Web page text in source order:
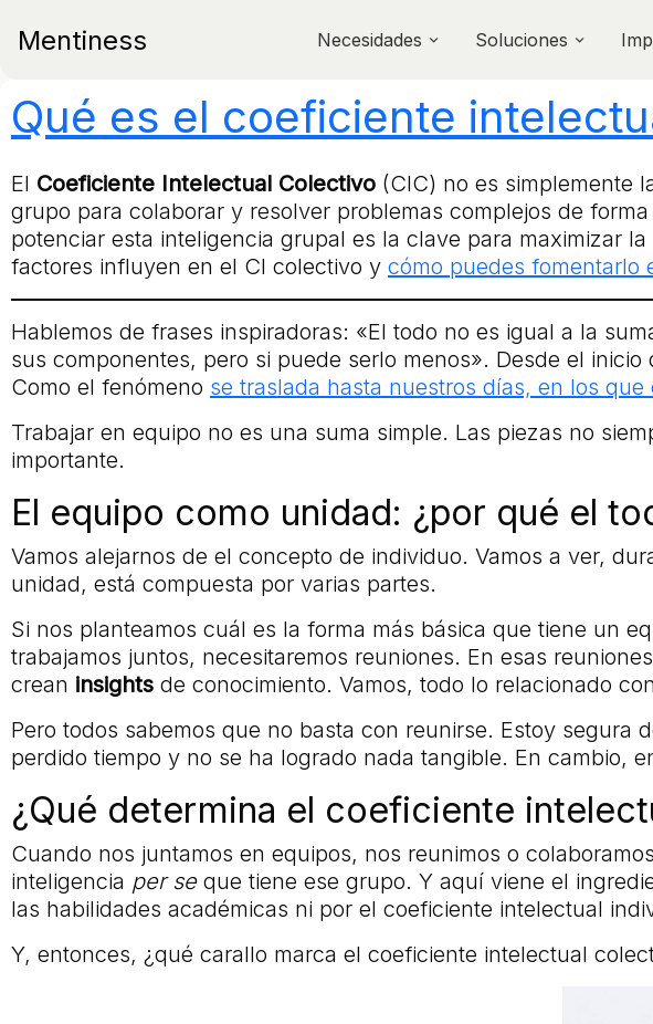
Mentiness Necesidades Soluciones
Qué es el coeficiente
El Coeficiente Intelectual Colectivo (CIC) no es simplemente
grupo para colaborar y resolver problemas complejos de
potenciar esta inteligencia grupal es la clave para maximizar
factores influyen en el CI colectivo y cómo puedes fomentarlo
Hablemos de frases inspiradoras: «El todo no es igual a la
sus componentes, pero si puede serlo menos». Desde el
Como el fenómeno se traslada hasta nuestros días, en los
Trabajar en equipo no es una suma simple. Las piezas no
importante.
El equipo como unidad: ¿por qué el
Vamos alejarnos de el concepto de individuo. Vamos a ver,
unidad, está compuesta por varias partes.
Si nos planteamos cuál es la forma más básica que tiene un
trabajamos juntos, necesitaremos reuniones. En esas
crean insights de conocimiento. Vamos, todo lo relacionado
Pero todos sabemos que no basta con reunirse. Estoy segura
perdido tiempo y no se ha logrado nada tangible. En cambio,
¿Qué determina el coeficiente
Cuando nos juntamos en equipos, nos reunimos o
inteligencia per seque tiene ese grupo. Y aquí viene el
las habilidades académicas ni por el coeficiente intelectual
Y, entonces, ¿qué carallo marca el coeficiente intelectual